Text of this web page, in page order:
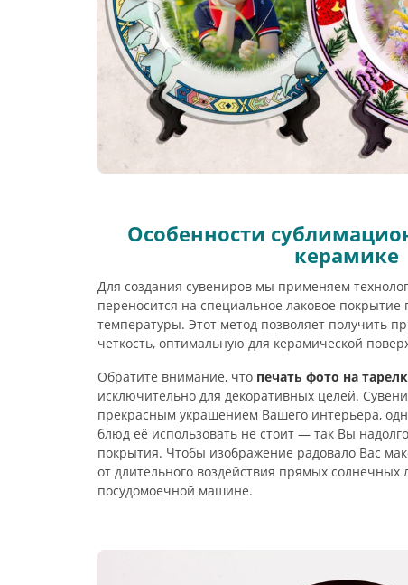
Особенности
керамике
Для создания сувениров мы применяем
переносится на специальное лаковое покрытие
температуры. Этот метод позволяет получить
четкость, оптимальную для керамической
Обратите внимание, что печать фото на
исключительно для декоративных целей.
прекрасным украшением Вашего интерьера,
блюд её использовать не стоит — так Вы
покрытия. Чтобы изображение радовало Вас
от длительного воздействия прямых солнечных
посудомоечной машине.